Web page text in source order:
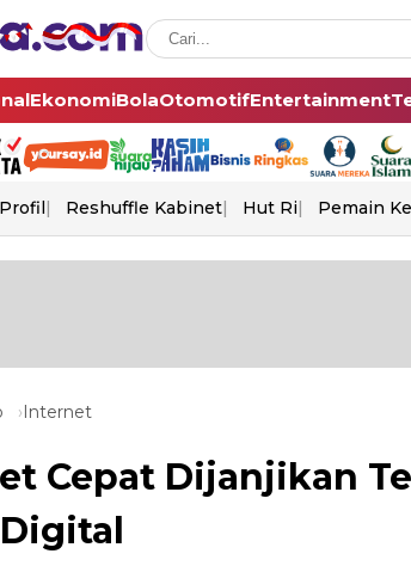
EkonomiBolaOtomotifEntertainment
Profil Reshuffle Kabinet Hut Ri Pemain
Internet
Cepat Dijanjikan